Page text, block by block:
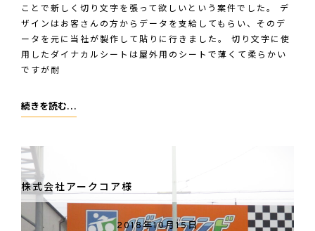
文
字
だ
ことで新しく切り文字を張って欲しいという案件でした。 デ
ザインはお客さんの方からデータを支給してもらい、そのデ
ータを元に当社が製作して貼りに行きました。 切り文字に使
用したダイナカルシートは屋外用のシートで薄くて柔らかい
ですが耐
続きを読む…
株式会社アークコア様
2018年10月15日